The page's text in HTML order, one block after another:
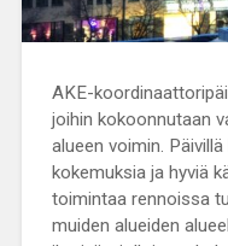
AKE-
joihin kokoonnutaan
alueen voimin.
kokemuksia ja hyviä
toimintaa rennoissa
muiden alueiden